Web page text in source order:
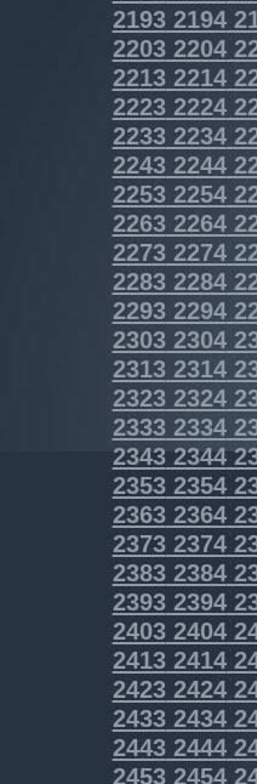
21932194
22032204
22132214
22232224
22332234
22432244
22532254
22632264
22732274
22832284
22932294
23032304
23132314
23232324
23332334
23432344
23532354
23632364
23732374
23832384
23932394
24032404
24132414
24232424
24332434
24432444
24532454